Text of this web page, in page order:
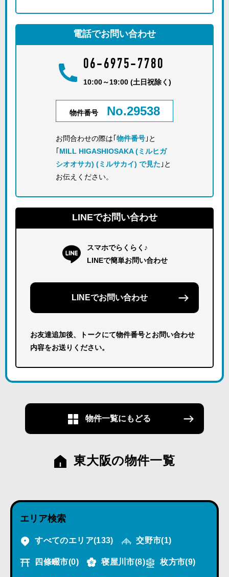
電話でお問い合わせ
06-6975-7780
10:00～19:00 (土日祝除く)
物件番号 No.29538
お問合わせの際は｢ 物件番号 ｣と
MILL HIGASHIOSAKA (ミルヒガ
シオオサカ) (ミルサカイ) で見た ｣と
お伝えください。
LINEでお問い合わせ
スマホでらくらく♪
LINEで簡単お問い合わせ
LINEでお問い合わせ
お友達追加後、トークにて物件番号とお問い合わせ
内容をお送りください。
物件一覧にもどる
東大阪の物件一覧
エリア検索
すべてのエリア(133) 交野市(1)
四條畷市(0) 寝屋川市(8) 枚方市(9)